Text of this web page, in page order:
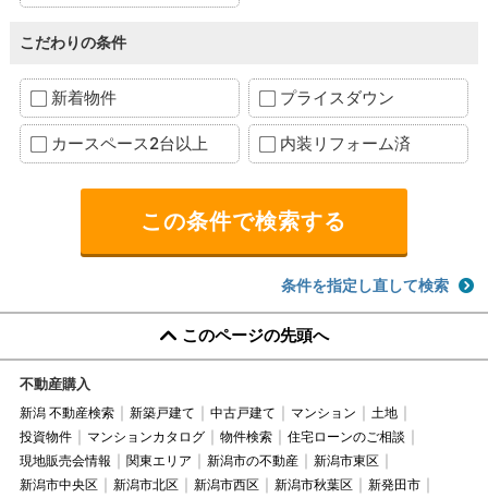
こだわりの条件
新着物件 プライスダウン
カースペース2台以上 内装リフォーム済
条件を指定し直して検索
このページの先頭へ
不動産購入
新潟 不動産検索 新築戸建て 中古戸建て マンション
土地
投資物件
マンションカタログ 物件検索
住宅ローンのご相談
現地販売会情報
関東エリア 新潟市の不動産
新潟市東区
新潟市中央区
新潟市北区 新潟市西区 新潟市秋葉区
新発田市